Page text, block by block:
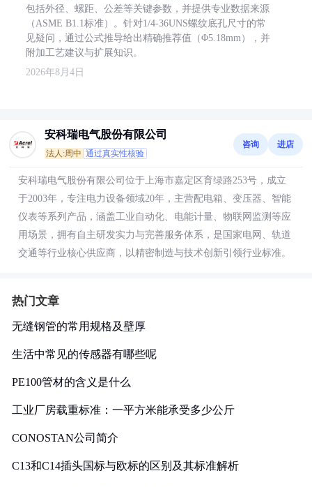
包括外径、螺距、公差等关键参数，并提供专业数据来源
（ASME B1.1标准）。针对1/4-36UNS螺纹底孔尺寸的常
见疑问，通过公式推导给出精确推荐值（Φ5.18mm），并
附加工艺建议与扩展知识。
2026年8月4日
安科瑞电气股份有限公司
法人:周中 通过真实性核验
咨询 进店
安科瑞电气股份有限公司位于上海市嘉定区育绿路253号，成立
于2003年，专注电力设备领域20年，主营配电箱、变压器、智能
仪表等系列产品，涵盖工业自动化、电能计量、物联网监测等应
用场景，拥有自主研发实力与完善服务体系，是国家电网、轨道
交通等行业核心供应商，以精密制造与技术创新引领行业标准。
热门文章
无缝钢管的常用规格及壁厚
生活中常见的传感器有哪些呢
PE100管材的含义是什么
工业厂房载重标准：一平方米能承受多少公斤
CONOSTAN公司简介
C13和C14插头国标与欧标的区别及其标准解析